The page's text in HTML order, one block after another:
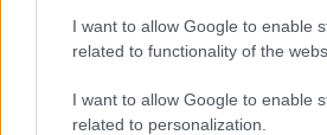
I want to allow Google to enable
related to functionality of the
I want to allow Google to enable
related to personalization.